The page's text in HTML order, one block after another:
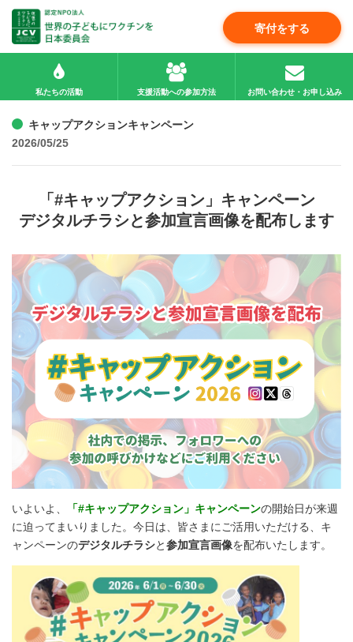
寄付をする
私たちの活動 支援活動への参加方法 お問い合わせ・お申し込み
キャップアクションキャンペーン
2026/05/25
「#キャップアクション」キャンペーン
デジタルチラシと参加宣言画像を配布します
いよいよ、 「#キャップアクション」キャンペーンの開始日が来週
に迫ってまいりました。今日は、皆さまにご活用いただける、キ
ャンペーンのデジタルチラシと参加宣言画像を配布いたします。